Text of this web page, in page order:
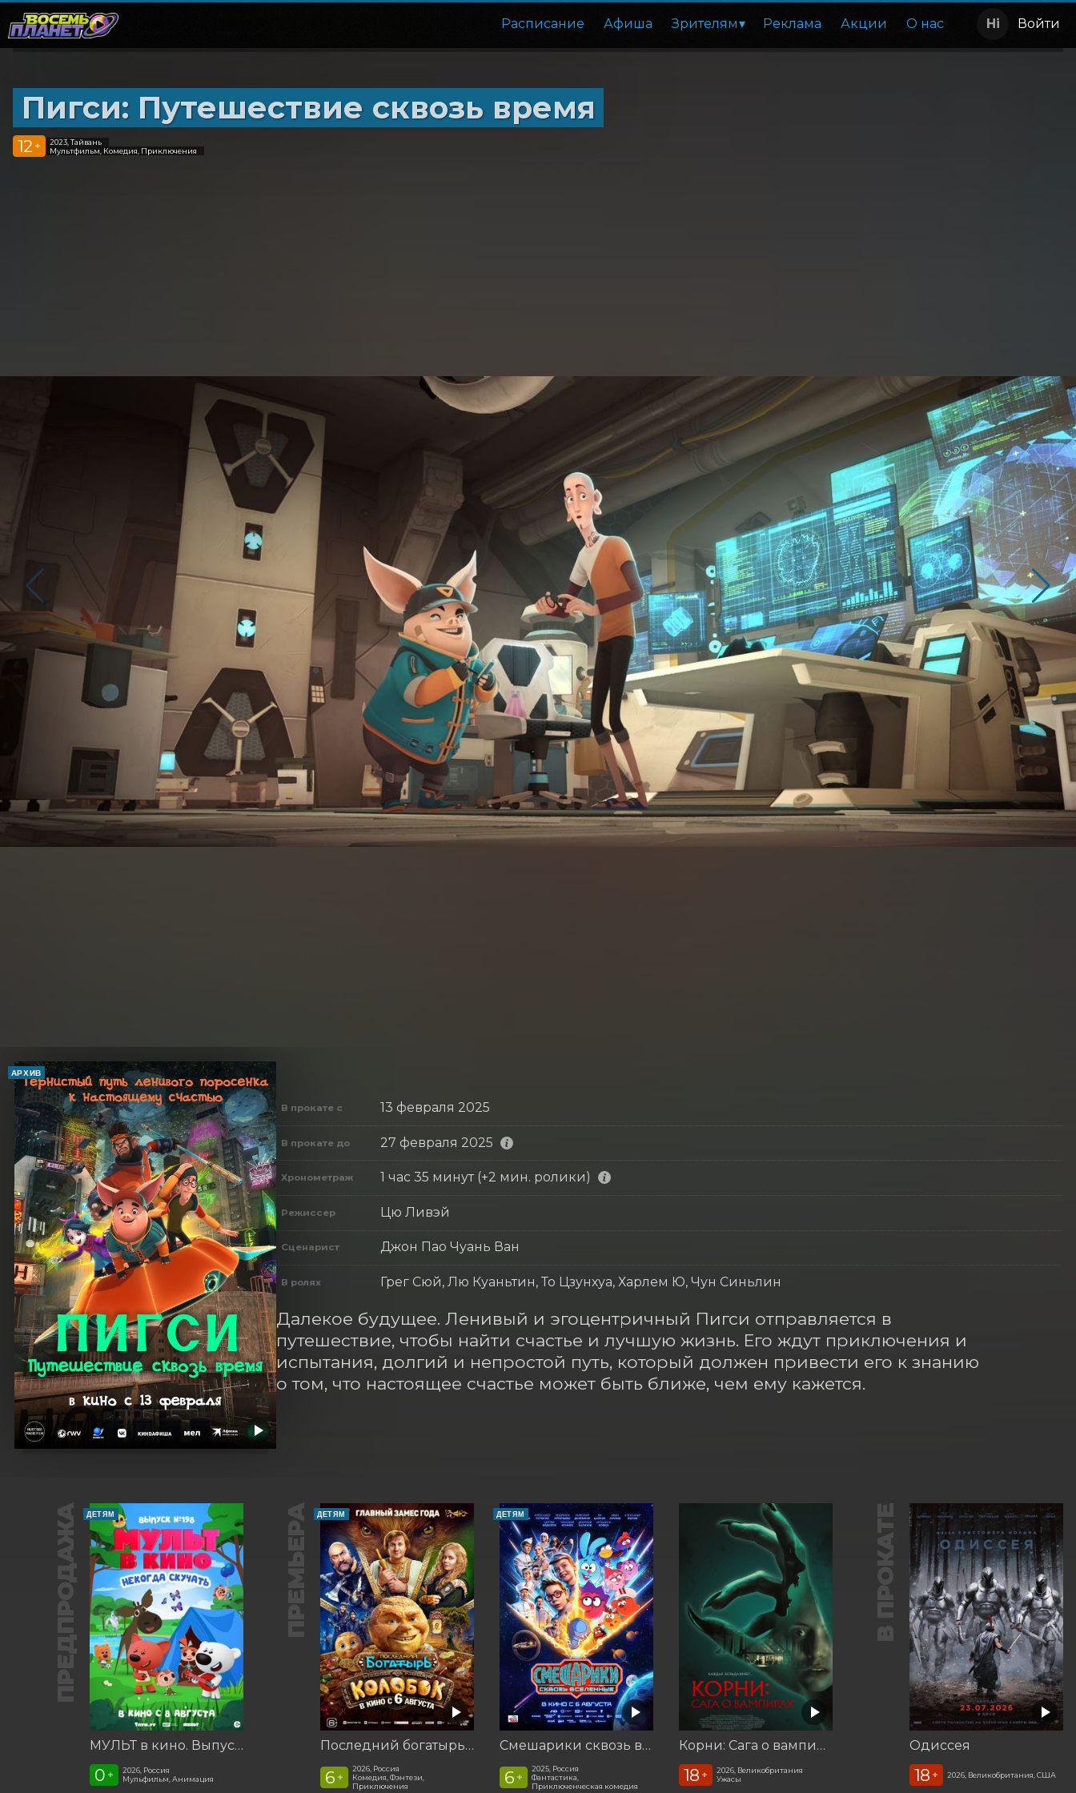
Расписание Афиша Зрителям Реклама Акции О нас Войти
Пигси: Путешествие сквозь время
12 +
2023, Тайвань
Мультфильм, Комедия, Приключения
АРХИВ
В прокате с 13 февраля 2025
В прокате до 27 февраля 2025
Хронометраж 1 час 35 минут (+2 мин. ролики)
Режиссер Цю Ливэй
Сценарист Джон Пао Чуань Ван
В ролях Грег Сюй, Лю Куаньтин, То Цзунхуа, Харлем Ю, Чун Синьлин
Далекое будущее. Ленивый и эгоцентричный Пигси отправляется в
путешествие, чтобы найти счастье и лучшую жизнь. Его ждут приключения и
испытания, долгий и непростой путь, который должен привести его к знанию
о том, что настоящее счастье может быть ближе, чем ему кажется.
ПРЕДПРОДАЖА ДЕТЯМ
МУЛЬТ в кино. Выпуск №198. Некогда скучать
0 +
2026, Россия
Мульфильм, Анимация
ПРЕМЬЕРА ДЕТЯМ
Последний богатырь. Колобок
6 +
2026, Россия
Комедия, Фэнтези,
Приключения
ДЕТЯМ
Смешарики сквозь вселенные
6 +
2025, Россия
Фантастика,
Приключенческая комедия
Корни: Сага о вампирах
18 +
2026, Великобритания
Ужасы
В ПРОКАТЕ
Одиссея
18 + 2026, Великобритания, США